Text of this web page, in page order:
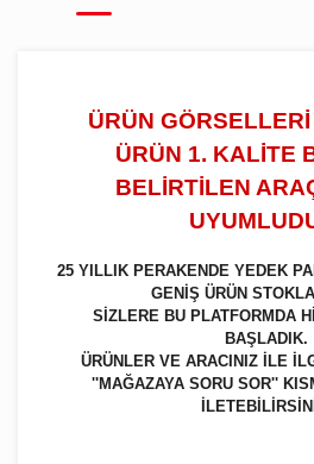
ÜRÜN
ÜRÜN 1. KALİTE
BELİRTİLEN
25 YILLIK PERAKENDE YEDEK
GENİŞ ÜRÜN
SİZLERE BU PLATFORMDA
BAŞLADIK.
ÜRÜNLER VE ARACINIZ İLE
''MAĞAZAYA SORU SOR''